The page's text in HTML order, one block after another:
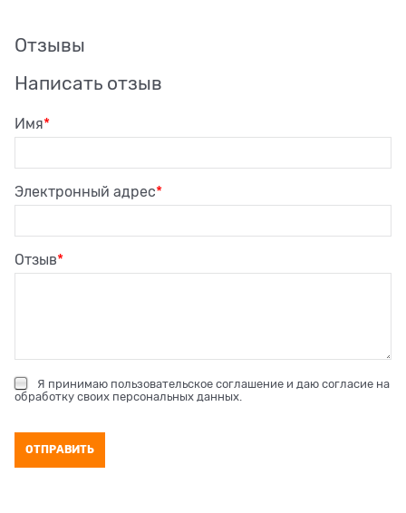
Отзывы
Написать отзыв
Имя
Электронный адрес
Отзыв
Я принимаю пользовательское соглашение и даю согласие на
обработку своих персональных данных.